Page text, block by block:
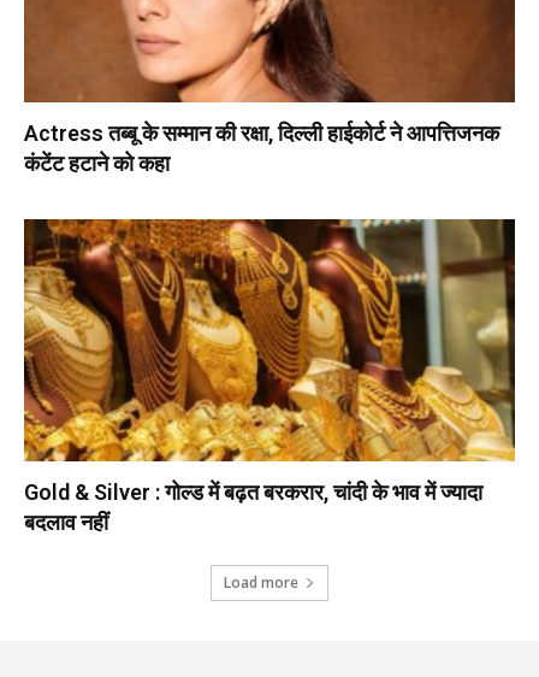
Actress तब्बू के सम्मान की रक्षा, दिल्ली हाईकोर्ट ने आपत्तिजनक
कंटेंट हटाने को कहा
Gold & Silver : गोल्ड में बढ़त बरकरार, चांदी के भाव में ज्यादा
बदलाव नहीं
Load more